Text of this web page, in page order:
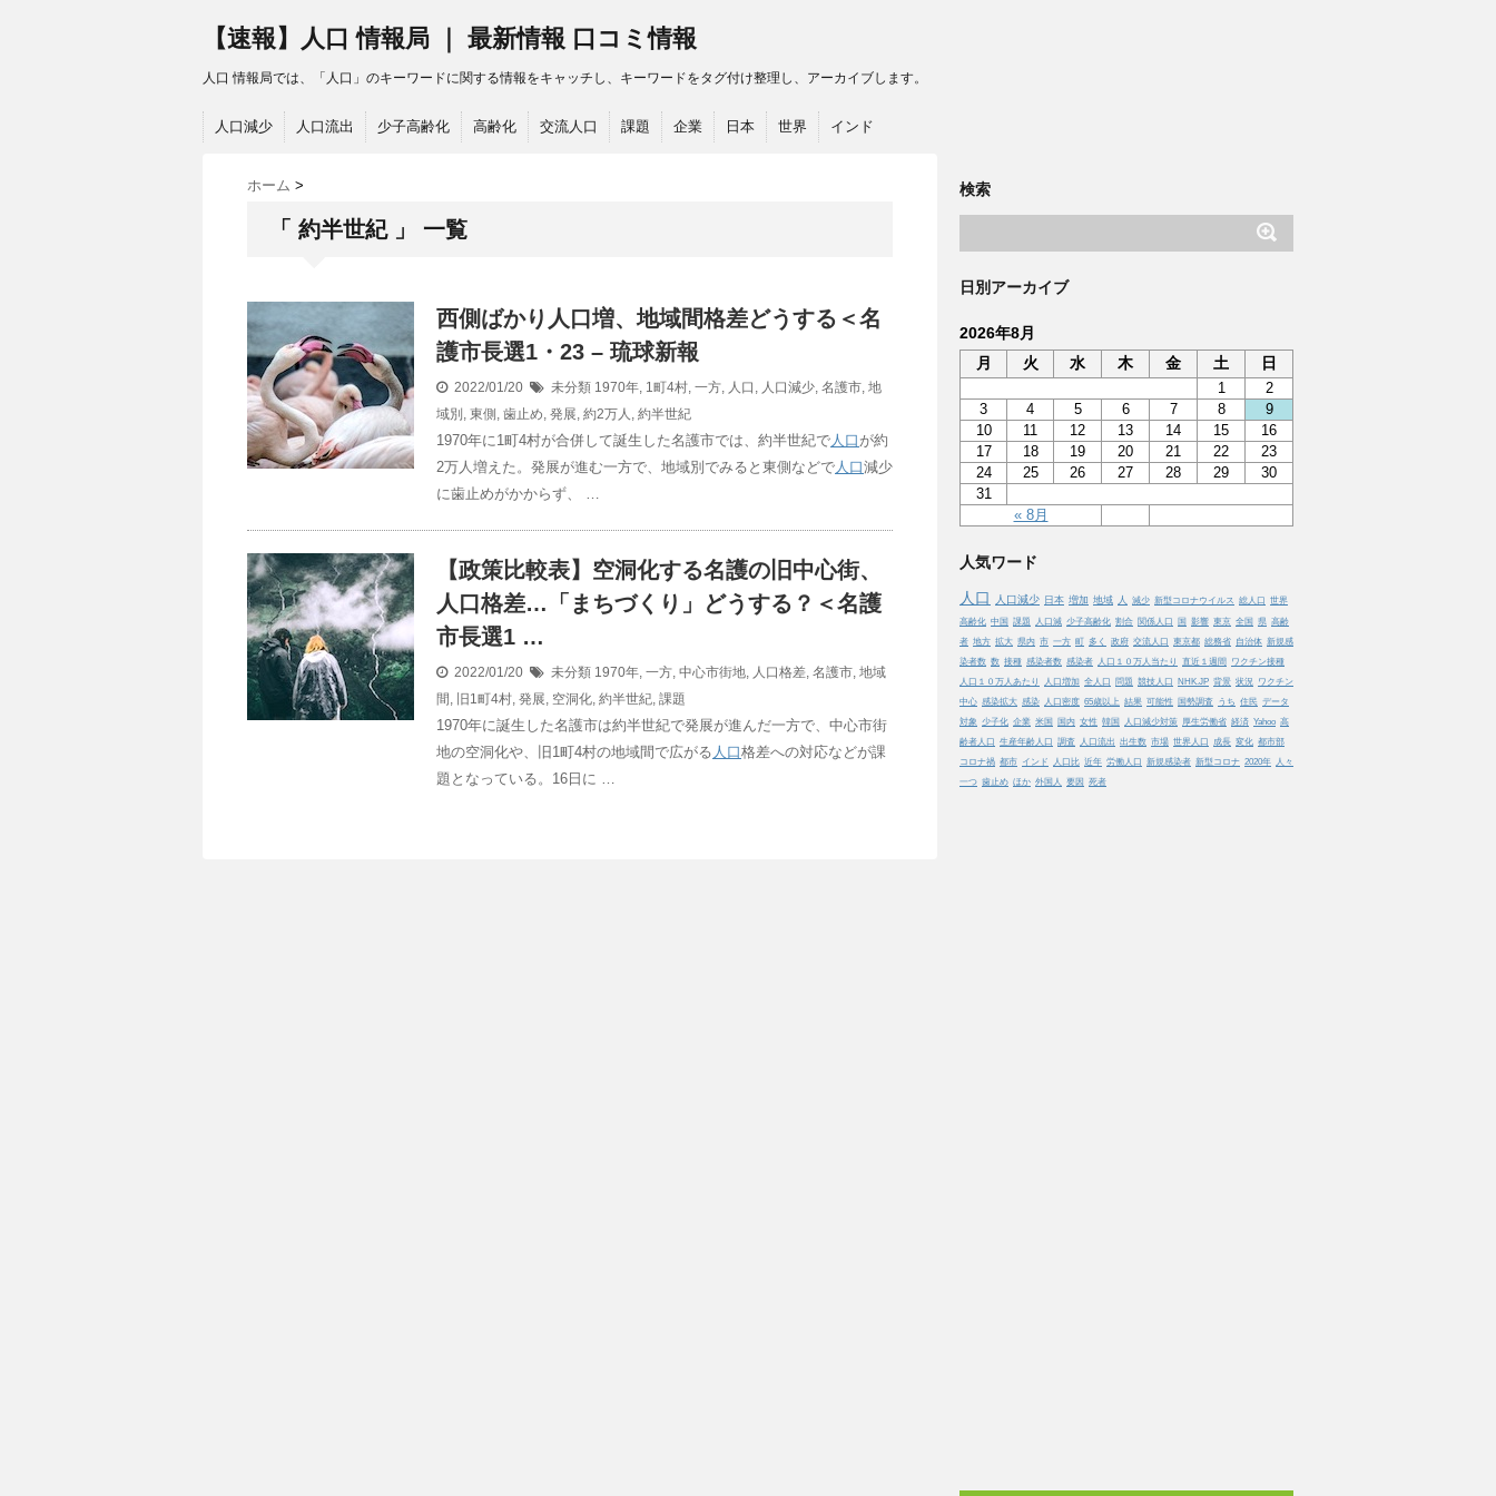
【速報】人口 情報局 ｜ 最新情報 口コミ情報
人口 情報局では、「人口」のキーワードに関する情報をキャッチし、キーワードをタグ付け整理し、アーカイブします。
人口減少 人口流出 少子高齢化 高齢化 交流人口 課題 企業 日本 世界 インド
ホーム >
「 約半世紀 」 一覧
西側ばかり 人口増、地域間格差どうする＜名
護市長選1・23 – 琉球新報
2022/01/20 未分類 1970年, 1町4村, 一方, 人口 , 人口減少, 名護市, 地
域別 , 東側 , 歯止め, 発展, 約2万人 , 約半世紀
1970年に1町4村が合併して誕生した名護市では、約半世紀で人口 が約
2万人増えた。発展が進む一方で、地域別でみると東側などで人口減少
に歯止めがかからず、 …
【政策比較表】空洞化する名護の旧中心街、
人口 格差…「まちづくり」どうする？＜名護
市長選1 …
2022/01/20 未分類 1970年, 一方, 中心市街地, 人口格差, 名護市, 地域
間 , 旧1町4村, 発展, 空洞化, 約半世紀, 課題
1970年に誕生した名護市は約半世紀で発展が進んだ一方で、中心市街
地の空洞化や、旧1町4村の地域間で広がる 人口格差への対応などが課
題となっている。16日に …
検索
日別アーカイブ
2026年8月
月
火 水 木 金 土 日
« 8月
1
2
3
4 5 6 7 8
9
10
11 12 13 14 15
16
17
18 19 20 21 22
23
24
25 26 27 28 29
30
31
人気ワード
人口
人口減少 日本 増加 地域 人 減少 新型コロナウイルス 総人口 世界
高齢化 中国 課題 人口減 少子高齢化 割合 関係人口 国 影響 東京 全国 県 高齢
者 地方 拡大 県内 市 一方 町 多く 政府 交流人口 東京都 総務省 自治体 新規感
染者数 数 接種 感染者数 感染者 人口１０万人当たり 直近１週間
ワクチン接種
人口１０万人あたり
人口増加 全人口 問題 競技人口 NHK.JP 背景 状況 ワクチン
中心 感染拡大 感染 人口密度 65歳以上 結果 可能性 国勢調査 うち 住民 データ
対象 少子化 企業 米国 国内 女性 韓国 人口減少対策 厚生労働省 経済 Yahoo 高
齢者人口 生産年齢人口 調査 人口流出 出生数 市場 世界人口 成長 変化 都市部
コロナ禍 都市 インド 人口比 近年 労働人口 新規感染者 新型コロナ 2020年 人々
一つ 歯止め ほか 外国人 要因 死者